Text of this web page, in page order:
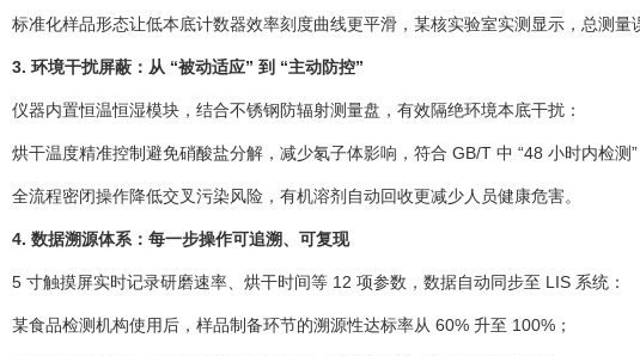
标准化样品形态让低本底计数器效率刻度曲线更平滑，某核实验室实测显示，总测量
3. 环境干扰屏蔽：从 “被动适应” 到 “主动防控”
仪器内置恒温恒湿模块，结合不锈钢防辐射测量盘，有效隔绝环境本底干扰：
烘干温度精准控制避免硝酸盐分解，减少氡子体影响，符合 GB/T 中 “48 小时内检测”
全流程密闭操作降低交叉污染风险，有机溶剂自动回收更减少人员健康危害。
4. 数据溯源体系：每一步操作可追溯、可复现
5 寸触摸屏实时记录研磨速率、烘干时间等 12 项参数，数据自动同步至 LIS 系统：
某食品检测机构使用后，样品制备环节的溯源性达标率从 60% 升至 100%；